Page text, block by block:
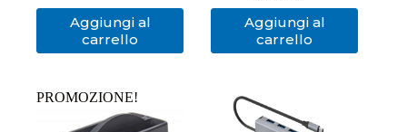
Aggiungi al
carrello
Aggiungi al
carrello
PROMOZIONE!